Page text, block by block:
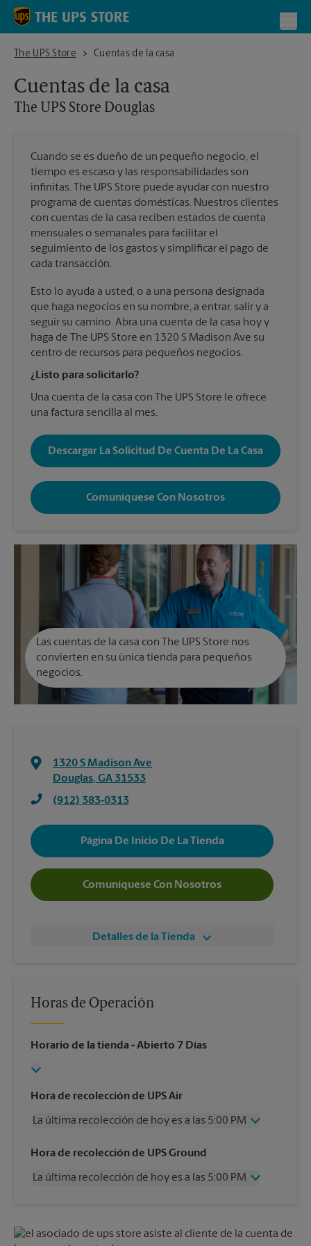
Skip to content
Return to Nav
The UPS Store
The UPS Store DouglasCuentas de la casa
Cuentas de la casa
The UPS Store Douglas
Cuando se es dueño de un pequeño negocio, el
tiempo es escaso y las responsabilidades son
infinitas. The UPS Store puede ayudar con nuestro
programa de cuentas domésticas. Nuestros clientes
con cuentas de la casa reciben estados de cuenta
mensuales o semanales para facilitar el
seguimiento de los gastos y simplificar el pago de
cada transacción.
Esto lo ayuda a usted, o a una persona designada
que haga negocios en su nombre, a entrar, salir y a
seguir su camino. Abra una cuenta de la casa hoy y
haga de The UPS Store en 1320 S Madison Ave su
centro de recursos para pequeños negocios.
¿Listo para solicitarlo?
Una cuenta de la casa con The UPS Store le ofrece
una factura sencilla al mes.
Descargar La Solicitud De Cuenta De La Casa
Comuníquese Con Nosotros
Las cuentas de la casa con The UPS Store nos
convierten en su única tienda para pequeños
negocios.
1320 S Madison Ave
Douglas, GA 31533
(912) 383-0313
Página De Inicio De La Tienda
Comuníquese Con Nosotros
Detalles de la Tienda
Horas de Operación
Horario de la tienda - Abierto 7 Días
Hora de recolección de UPS Air
La última recolección de hoy es a las 5:00 PM
Miércoles
5:00 PM
Viernes
5:00 PM
5:00 PM
Hora de recolección de UPS Ground
La última recolección de hoy es a las 5:00 PM
Viernes
5:00 PM